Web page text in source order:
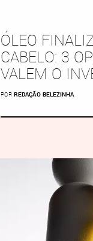
ÓLEO
CABELO: 3
VALEM O
POR REDAÇÃO BELEZINHA